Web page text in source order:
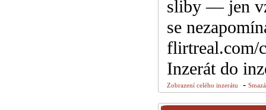
sliby — jen
se
flirtreal.com/
Inzerát do
Zobrazení celého inzerátu -